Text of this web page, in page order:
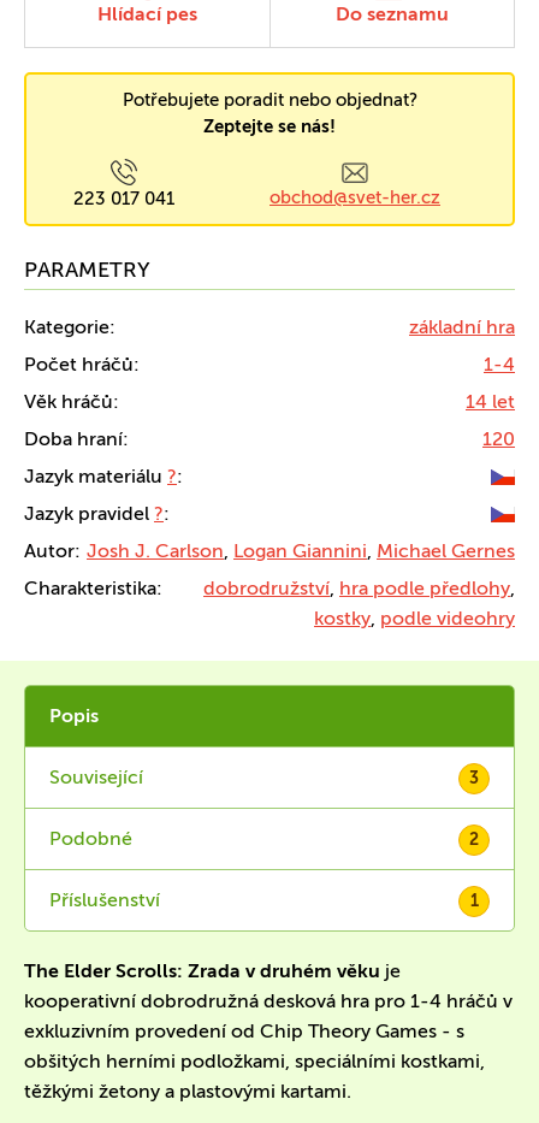
Hlídací pes Do seznamu
Potřebujete poradit nebo objednat?
Zeptejte se nás!
223 017 041 obchod@svet-her.cz
PARAMETRY
Kategorie:
základní hra
Počet hráčů:
1-4
Věk hráčů:
14 let
Doba hraní:
120
Jazyk materiálu ?:
Jazyk pravidel ?:
Autor: Josh J. Carlson, Logan Giannini, Michael Gernes
Charakteristika:
dobrodružství, hra podle předlohy,
kostky, podle videohry
Popis
Související 3
Podobné 2
Příslušenství 1
The Elder Scrolls: Zrada v druhém věku je
kooperativní dobrodružná desková hra pro 1-4 hráčů v
exkluzivním provedení od Chip Theory Games - s
obšitých herními podložkami, speciálními kostkami,
těžkými žetony a plastovými kartami.